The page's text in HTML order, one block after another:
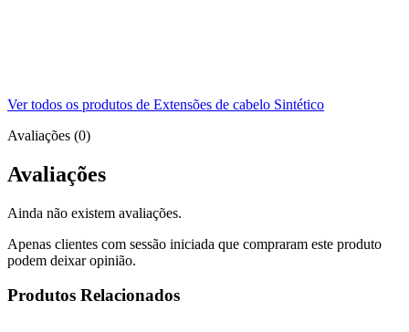
Ver todos os produtos de Extensões de cabelo Sintético
Avaliações (0)
Avaliações
Ainda não existem avaliações.
Apenas clientes com sessão iniciada que compraram este produto
podem deixar opinião.
Produtos Relacionados